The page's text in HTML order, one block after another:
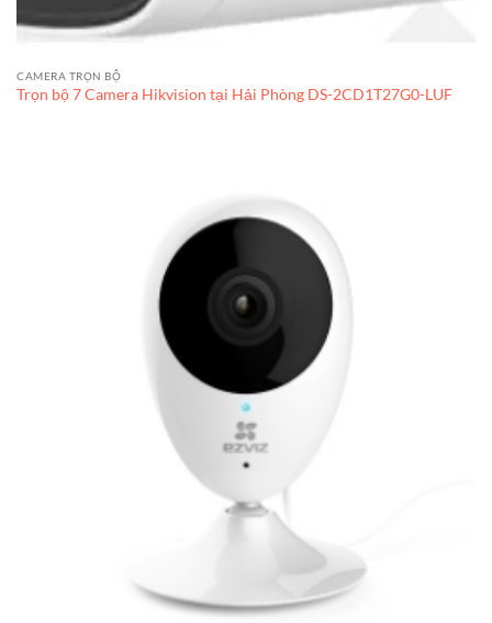
CAMERA TRỌN BỘ
Trọn bộ 7 Camera Hikvision tại Hải Phòng DS-2CD1T27G0-LUF